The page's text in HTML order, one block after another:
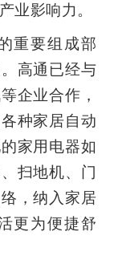
业影响力。
重要组成部
高通已经与
企业合作，
种家居自动
家用电器如
扫地机、门
，纳入家居
更为便捷舒